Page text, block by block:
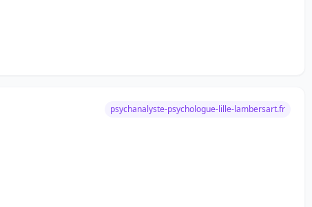
psychanalyste-psychologue-lille-lambersart.fr